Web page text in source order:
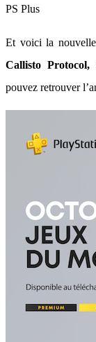
PS Plus
Et voici la
Callisto
pouvez retrouver